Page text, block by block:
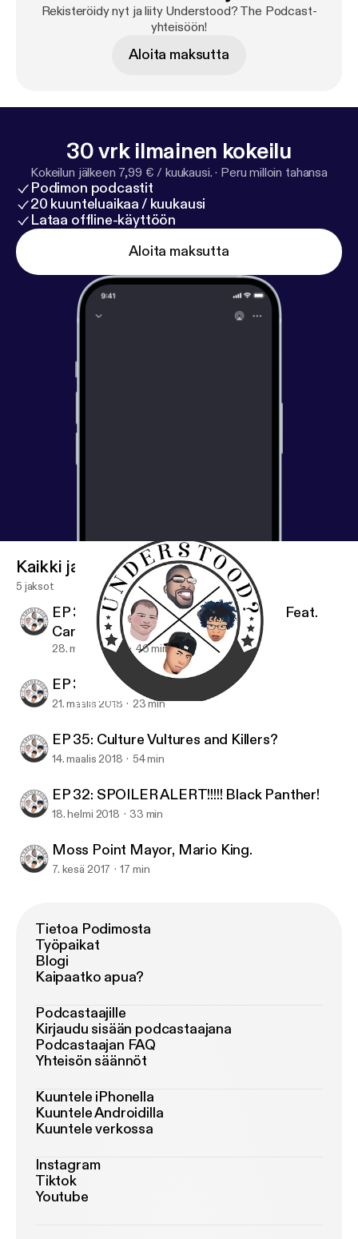
Rekisteröidy nyt ja liity Understood? The Podcast-
yhteisöön!
Aloita maksutta
30 vrk ilmainen kokeilu
Kokeilun jälkeen 7,99 € / kuukausi. · Peru milloin tahansa
Podimon podcastit
20 kuunteluaikaa / kuukausi
Lataa offline-käyttöön
Aloita maksutta
EP 32: SPOILER ALERT!!!!! Black Panther!
Kaikki jaksot
5 jaksot
EP 36: I guess you did see this…LOL Feat.
Canaan
28. maalis 2018 46 min
EP 36: Have You Ever Had Crack?
21. maalis 2018 23 min
EP 35: Culture Vultures and Killers?
14. maalis 2018 54 min
EP 32: SPOILER ALERT!!!!! Black Panther!
18. helmi 2018 33 min
Moss Point Mayor, Mario King.
7. kesä 2017 17 min
Tietoa Podimosta
Työpaikat
Blogi
Kaipaatko apua?
Podcastaajille
Kirjaudu sisään podcastaajana
Podcastaajan FAQ
Yhteisön säännöt
Kuuntele iPhonella
Kuuntele Androidilla
Kuuntele verkossa
Instagram
Tiktok
Youtube